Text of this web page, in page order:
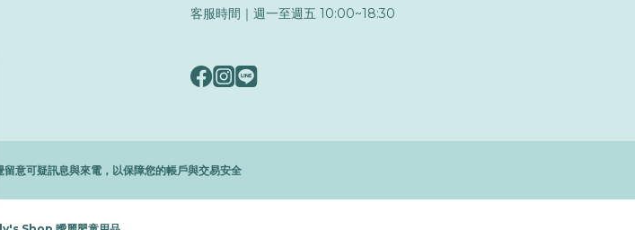
客服時間｜週一至週五 10:00~18:30
留意可疑訊息與來電，以保障您的帳戶與交易安全